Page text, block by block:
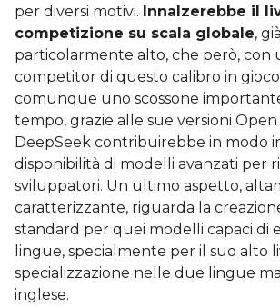
per diversi motivi. Innalzerebbe il
competizione su scala globale, già
particolarmente alto, che però, con
competitor di questo calibro in
comunque uno scossone
tempo, grazie alle sue versioni
DeepSeek contribuirebbe in modo
disponibilità di modelli avanzati per
sviluppatori. Un ultimo aspetto,
caratterizzante, riguarda la
standard per quei modelli capaci di
lingue, specialmente per il suo alto
specializzazione nelle due lingue
inglese.